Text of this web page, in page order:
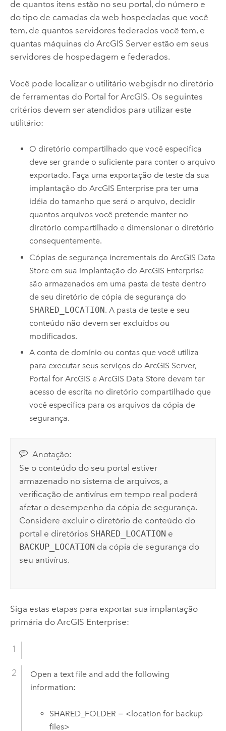
de quantos itens estão no seu portal, do número e
do tipo de camadas da web hospedadas que você
tem, de quantos servidores federados você tem, e
quantas máquinas do ArcGIS Serverestão em seus
servidores de hospedagem e federados.
Você pode localizar o utilitário webgisdr no diretório
de ferramentas do Portal for ArcGIS. Os seguintes
critérios devem ser atendidos para utilizar este
utilitário:
O diretório compartilhado que você especifica
deve ser grande o suficiente para conter o arquivo
exportado. Faça uma exportação de teste da sua
implantação doArcGIS Enterprise pra ter uma
idéia do tamanho que será o arquivo, decidir
quantos arquivos você pretende manter no
diretório compartilhado e dimensionar o diretório
consequentemente.
Cópias de segurança incrementais doArcGIS Data
Store em sua implantação doArcGIS Enterprise
são armazenados em uma pasta de teste dentro
de seu diretório de cópia de segurança do
SHARED_LOCATION. A pasta de teste e seu
conteúdo não devem ser excluídos ou
modificados.
A conta de domínio ou contas que você utiliza
para executar seus serviços doArcGIS Server,
Portal for ArcGIS eArcGIS Data Store devem ter
acesso de escrita no diretório compartilhado que
você especifica para os arquivos da cópia de
segurança.
Anotação:
Se o conteúdo do seu portal estiver
armazenado no sistema de arquivos, a
verificação de antivírus em tempo real poderá
afetar o desempenho da cópia de segurança.
Considere excluir o diretório de conteúdo do
portal e diretórios SHARED_LOCATION e
BACKUP_LOCATION da cópia de segurança do
seu antivírus.
Siga estas etapas para exportar sua implantação
primária do ArcGIS Enterprise:
Open a text file and add the following
information:
SHARED_FOLDER = <location for backup
files>